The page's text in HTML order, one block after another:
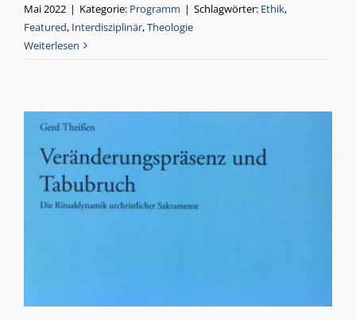
Mai 2022 | Kategorie: Programm | Schlagwörter: Ethik,
Featured, Interdisziplinär,Theologie
Weiterlesen